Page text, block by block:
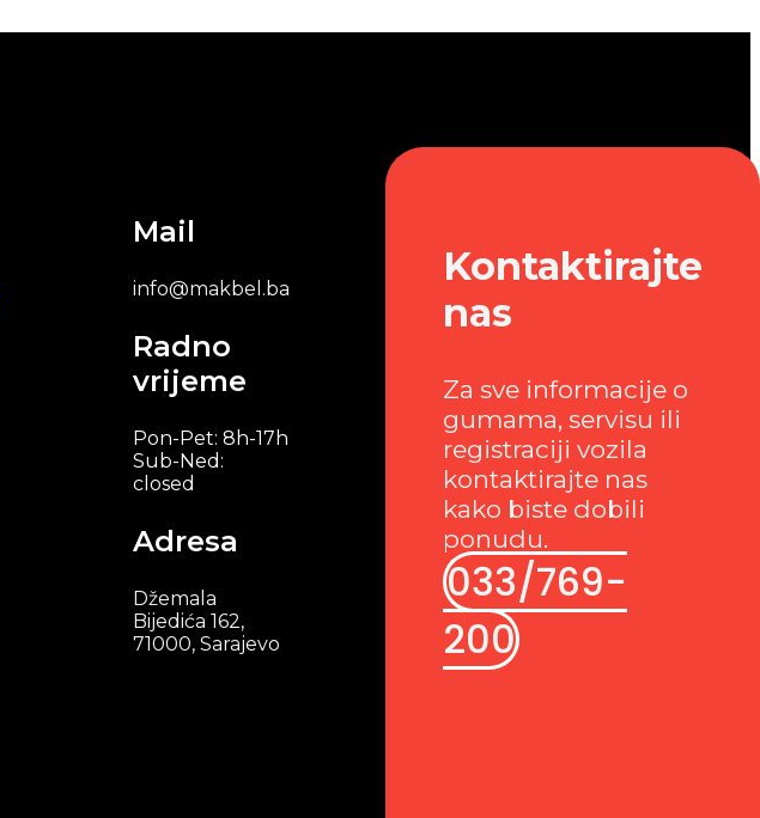
Mail
info@makbel.ba
Radno
vrijeme
Pon-Pet: 8h-17h
Sub-Ned:
closed
Adresa
Džemala
Bijedića 162,
71000, Sarajevo
Kontaktirajte
nas
Za sve informacije o
gumama, servisu ili
registraciji vozila
kontaktirajte nas
kako biste dobili
ponudu.
033/769-
200